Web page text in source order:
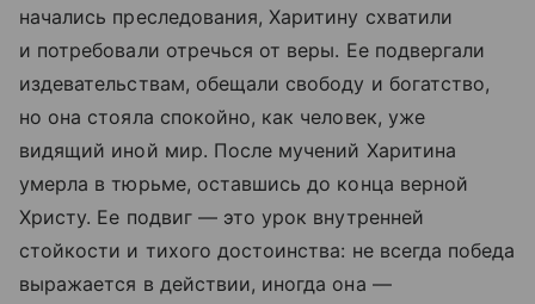
начались преследования, Харитину схватили
и потребовали отречься от веры. Ее подвергали
издевательствам, обещали свободу и богатство,
но она стояла спокойно, как человек, уже
видящий иной мир. После мучений Харитина
умерла в тюрьме, оставшись до конца верной
Христу. Ее подвиг — это урок внутренней
стойкости и тихого достоинства: не всегда победа
выражается в действии, иногда она —